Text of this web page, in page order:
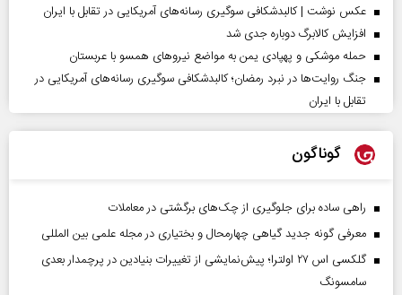
عکس نوشت | کالبدشکافی سوگیری رسانه‌های آمریکایی در تقابل با ایران
افزایش کالابرگ دوباره جدی شد
حمله موشکی و پهپادی یمن به مواضع نیروهای همسو با عربستان
جنگ روایت‌ها در نبرد رمضان؛ کالبدشکافی سوگیری رسانه‌های آمریکایی در
تقابل با ایران
گوناگون
راهی ساده برای جلوگیری از چک‌های برگشتی در معاملات
معرفی گونه جدید گیاهی چهارمحال و بختیاری در مجله علمی بین المللی
گلکسی اس ۲۷ اولترا؛ پیش‌نمایشی از تغییرات بنیادین در پرچمدار بعدی
سامسونگ